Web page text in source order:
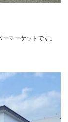
マーケットです。